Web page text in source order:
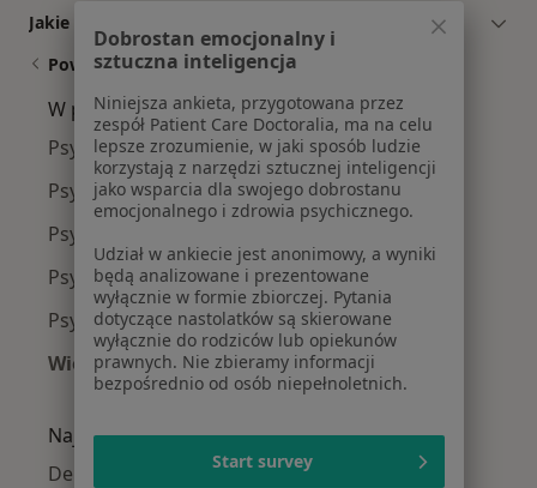
Jakie ubezpieczenia akceptuje Anna Pasierbek?
Powiązane wyszukiwania
W pobliżu Bielska-Białej
Psychoterapeuci w Katowicach
Psychoterapeuci w Tychach
Psychoterapeuci w Rybniku
Psychoterapeuci w Żorach
Psychoterapeuci w Jaworznie
Więcej (14)
Więcej w kategorii: W pobliżu Bielska-Białej
Najczęście leczone choroby
Depresja w Bielsku-Białej
Dobrostan emocjonalny i
sztuczna inteligencja
Niniejsza ankieta, przygotowana przez
zespół Patient Care Doctoralia, ma na celu
lepsze zrozumienie, w jaki sposób ludzie
korzystają z narzędzi sztucznej inteligencji
jako wsparcia dla swojego dobrostanu
emocjonalnego i zdrowia psychicznego.
Udział w ankiecie jest anonimowy, a wyniki
będą analizowane i prezentowane
wyłącznie w formie zbiorczej. Pytania
dotyczące nastolatków są skierowane
wyłącznie do rodziców lub opiekunów
prawnych. Nie zbieramy informacji
bezpośrednio od osób niepełnoletnich.
Start survey